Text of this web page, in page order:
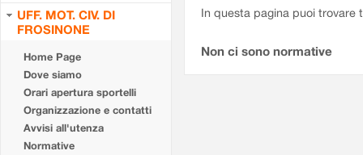
UFF. MOT. CIV. DI
FROSINONE
Home Page
Dove siamo
Orari apertura sportelli
Organizzazione e contatti
Avvisi all'utenza
Normative
In questa pagina puoi
Non ci sono normative